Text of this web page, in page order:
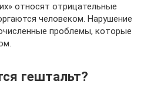
относят отрицательные
человеком. Нарушение
проблемы, которые
гештальт?